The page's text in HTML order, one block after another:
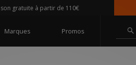
gratuite à partir de 110€
Marques Promos